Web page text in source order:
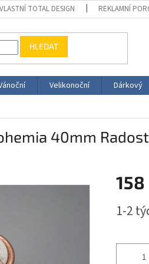
TOTAL DESIGN REKLAMNÍ
HLEDAT
Velikonoční Dárkový
40mm Radost
158
cena:
1-2